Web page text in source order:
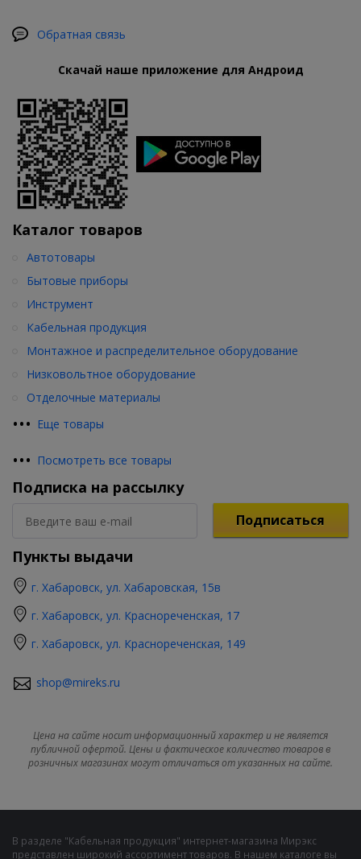
Обратная связь
Скачай наше приложение для Андроид
Каталог товаров
••• Еще товары
Автотовары
Бытовые приборы
Инструмент
Кабельная продукция
Монтажное и распределительное оборудование
Низковольтное оборудование
Отделочные материалы
••• Посмотреть все товары
Подписка на рассылку
Подписаться
Пункты выдачи
г. Хабаровск, ул. Хабаровская, 15в
г. Хабаровск, ул. Краснореченская, 17
г. Хабаровск, ул. Краснореченская, 149
shop@mireks.ru
Цена на сайте носит информационный характер и не является
публичной офертой. Цены и фактическое количество товаров в
розничных магазинах могут отличаться от указанных на сайте.
В разделе "Кабельная продукция" интернет-магазина Мирэкс
представлен широкий ассортимент товаров. В нашем каталоге вы